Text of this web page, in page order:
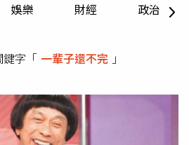
娛樂 財經 政治
鍵字「 一輩子還不完 」